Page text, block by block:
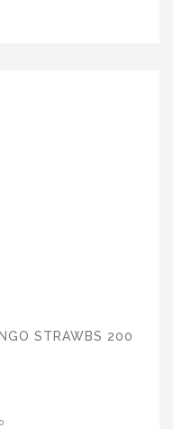
STRAWBS 200